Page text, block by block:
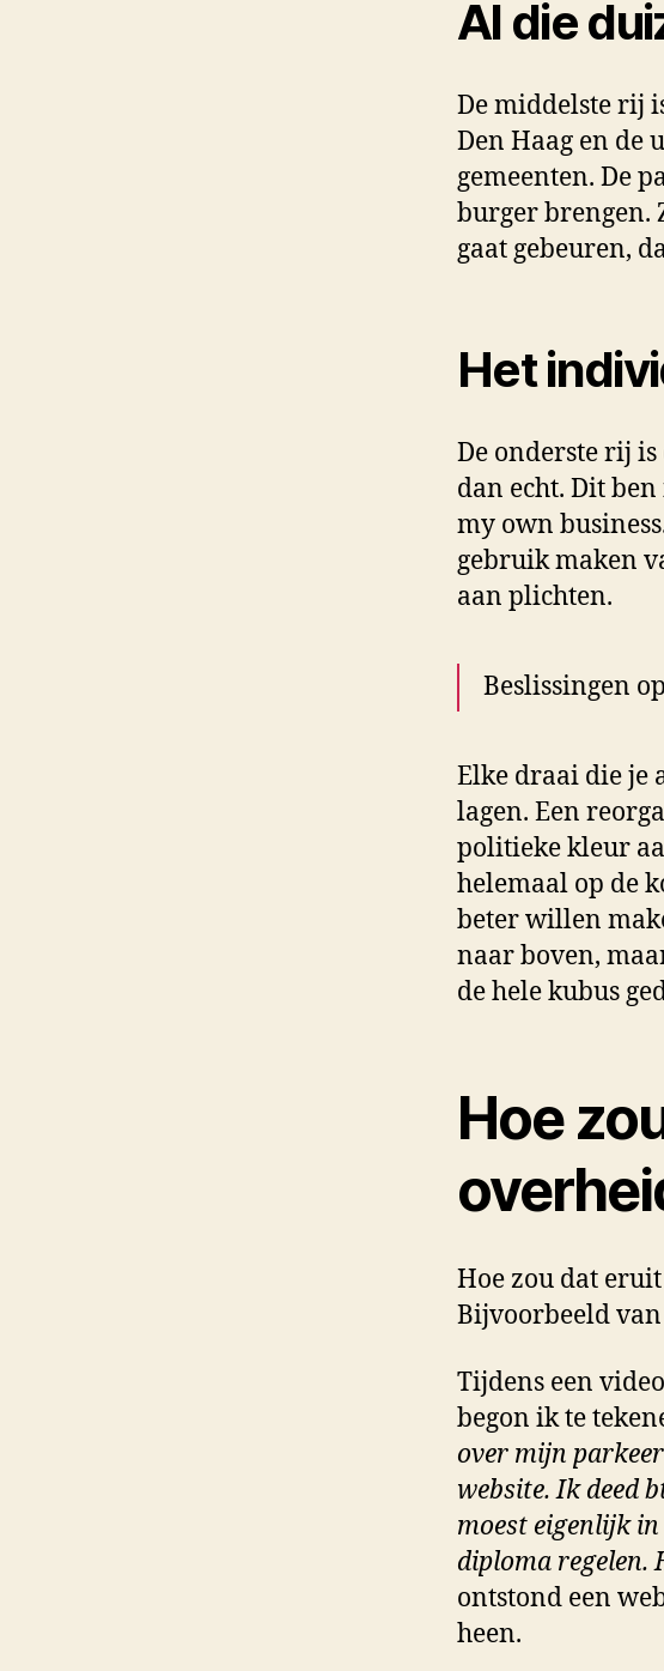
Al die
De middelste rij
Den Haag en de
gemeenten. De
burger brengen.
gaat gebeuren,
Het
De onderste rij
dan echt. Dit
my own
gebruik maken
aan plichten.
Beslissingen
Elke draai die je
lagen. Een
politieke kleur
helemaal op de
beter willen
naar boven,
de hele kubus
Hoe
Hoe zou dat
Bijvoorbeeld
Tijdens een
begon ik te
over mijn
website. Ik deed
moest eigenlijk
diploma regelen.
ontstond een
heen.